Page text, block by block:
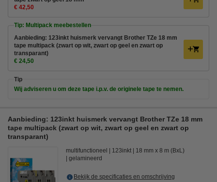
€ 42,50
Tip: Multipack meebestellen
Aanbieding: 123inkt huismerk vervangt Brother TZe 18 mm
tape multipack (zwart op wit, zwart op geel en zwart op
transparant)
€ 24,50
Tip
Wij adviseren u om deze tape i.p.v. de originele tape te nemen.
Aanbieding: 123inkt huismerk vervangt Brother TZe 18 mm
tape multipack (zwart op wit, zwart op geel en zwart op
transparant)
multifunctioneel 123inkt
18 mm x 8 m (BxL)
gelamineerd
Bekijk de specificaties en omschrijving